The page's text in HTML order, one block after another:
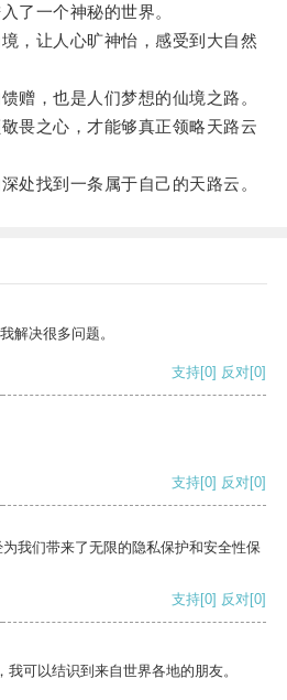
一个神秘的世界。
让人心旷神怡，感受到大自然
，也是人们梦想的仙境之路。
之心，才能够真正领略天路云
找到一条属于自己的天路云。
解决很多问题。
支持[0] 反对[0]
支持[0] 反对[0]
我们带来了无限的隐私保护和安全性保
支持[0] 反对[0]
可以结识到来自世界各地的朋友。